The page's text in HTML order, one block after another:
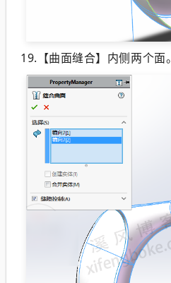
19.【曲面缝合】内侧两个面。